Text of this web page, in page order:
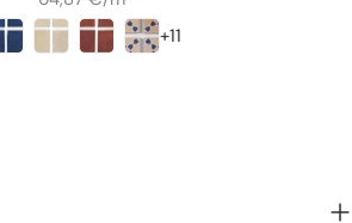
unitaire
+11